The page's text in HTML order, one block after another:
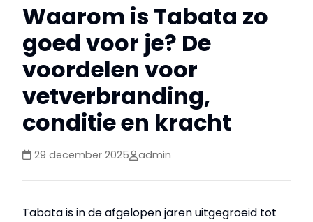
Waarom is Tabata zo
goed voor je? De
voordelen voor
vetverbranding,
conditie en kracht
29 december 2025 admin
Tabata is in de afgelopen jaren uitgegroeid tot